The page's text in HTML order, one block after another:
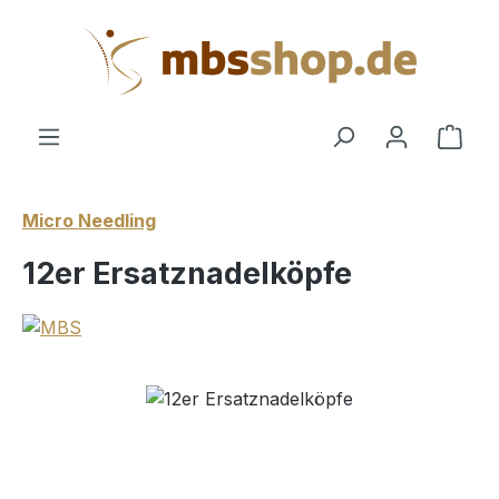
Zum Hauptinhalt springen
Micro Needling
12er Ersatznadelköpfe
Bildergalerie überspringen